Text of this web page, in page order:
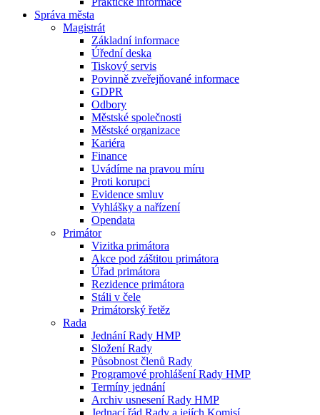
Správa města
Magistrát
Základní informace
Úřední deska
Tiskový servis
Povinně zveřejňované informace
GDPR
Odbory
Městské společnosti
Městské organizace
Kariéra
Finance
Uvádíme na pravou míru
Proti korupci
Evidence smluv
Vyhlášky a nařízení
Opendata
Primátor
Vizitka primátora
Akce pod záštitou primátora
Úřad primátora
Rezidence primátora
Stáli v čele
Primátorský řetěz
Rada
Jednání Rady HMP
Složení Rady
Působnost členů Rady
Programové prohlášení Rady HMP
Termíny jednání
Archiv usnesení Rady HMP
Jednací řád Rady a jejích Komisí